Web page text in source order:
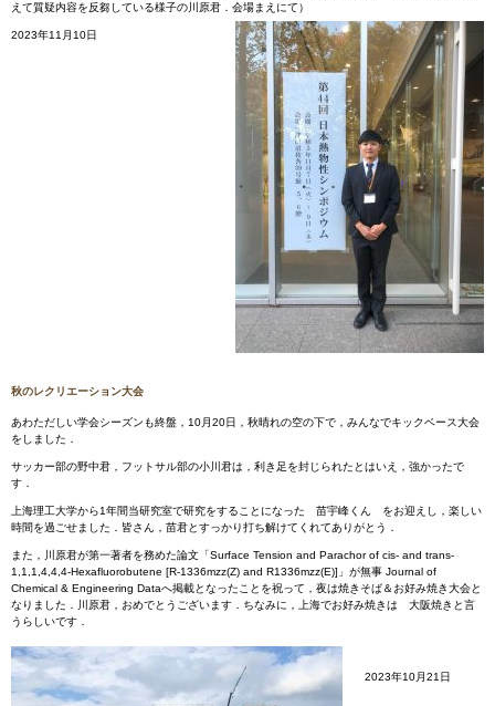
えて質疑内容を反芻している様子の川原君．会場まえにて）
2023年11月10日
秋のレクリエーション大会
あわただしい学会シーズンも終盤，10月20日，秋晴れの空の下で，みんなでキックベース大会
をしました．
サッカー部の野中君，フットサル部の小川君は，利き足を封じられたとはいえ，強かったで
す．
上海理工大学から1年間当研究室で研究をすることになった 苗宇峰くん をお迎えし，楽しい
時間を過ごせました．皆さん，苗君とすっかり打ち解けてくれてありがとう．
また，川原君が第一著者を務めた論文「Surface Tension and Parachor of cis- and trans-
1,1,1,4,4,4-Hexafluorobutene [R-1336mzz(Z) and R1336mzz(E)]」が無事 Journal of
Chemical & Engineering Dataへ掲載となったことを祝って，夜は焼きそば＆お好み焼き大会と
なりました．川原君，おめでとうございます．ちなみに，上海でお好み焼きは 大阪焼きと言
うらしいです．
2023年10月21日